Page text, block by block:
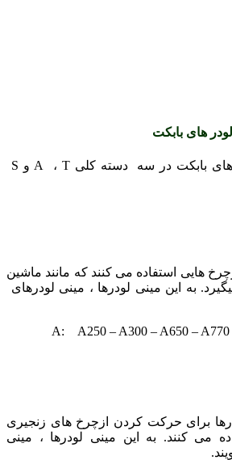
های بابکت
هایی استفاده می کنند که مانند ماشین
به این مینی لودرها ، مینی لودرهای
برای حرکت کردن ازچرخ های زنجیری
می کنند. به این مینی لودرها ، مینی